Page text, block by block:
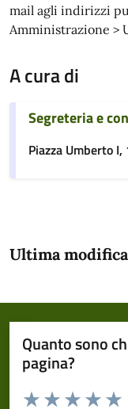
mail agli indirizzi
Amministrazione >
A cura di
Segreteria e
Piazza Umberto
Ultima
Quanto sono
pagina?
Domanda
Valuta da 1 a 5 stelle la